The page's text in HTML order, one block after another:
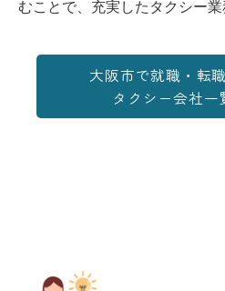
むことで、充実したタクシー業
大阪市で就職・転
タクシー会社一